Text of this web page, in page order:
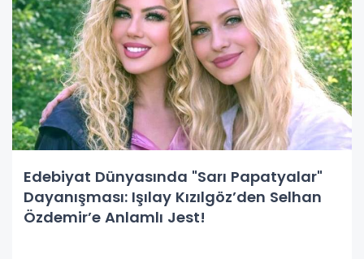
Edebiyat Dünyasında "Sarı Papatyalar"
Dayanışması: Işılay Kızılgöz’den Selhan
Özdemir’e Anlamlı Jest!